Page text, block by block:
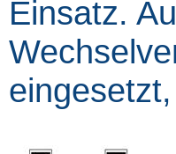
Einsatz.